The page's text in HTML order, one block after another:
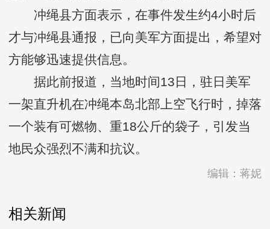
冲绳县方面表示，在事件发生约4小时后
才与冲绳县通报，已向美军方面提出，希望对
方能够迅速提供信息。
据此前报道，当地时间13日，驻日美军
一架直升机在冲绳本岛北部上空飞行时，掉落
一个装有可燃物、重18公斤的袋子，引发当
地民众强烈不满和抗议。
编辑：蒋妮
相关新闻